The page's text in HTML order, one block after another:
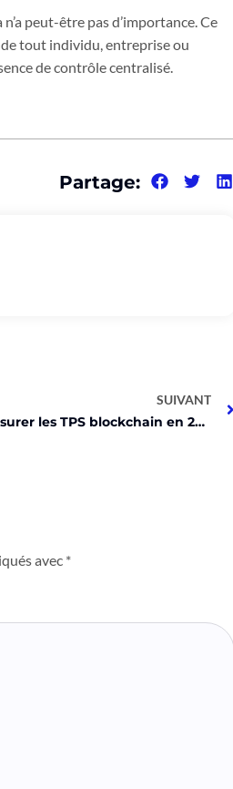
peut-être pas d’importance. Ce
tout individu, entreprise ou
de contrôle centralisé.
Partage:
SUIVANT
Est-il idiot de mesurer les TPS blockchain en 2024? La réponse choc!
avec *